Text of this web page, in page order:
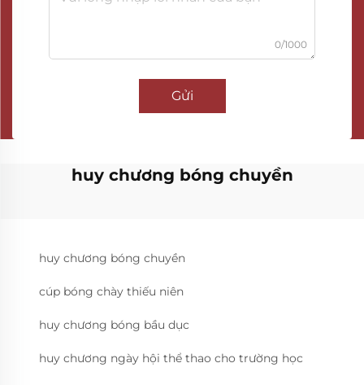
0/1000
Gửi
huy chương bóng chuyền
huy chương bóng chuyền
cúp bóng chày thiếu niên
huy chương bóng bầu dục
huy chương ngày hội thể thao cho trường học